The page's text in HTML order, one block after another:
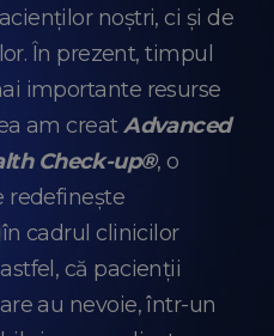
noștri, ci și de
În prezent, timpul
importante resurse
am creatAdvanced
Check-up®, o
redefinește
cadrul clinicilor
că pacienții
au nevoie, într-un